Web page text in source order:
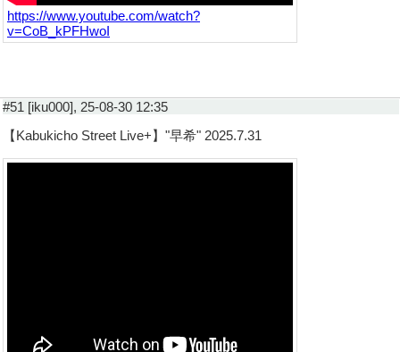
https://www.youtube.com/watch?
v=CoB_kPFHwoI
#51 [iku000], 25-08-30 12:35
【Kabukicho Street Live+】"早希" 2025.7.31